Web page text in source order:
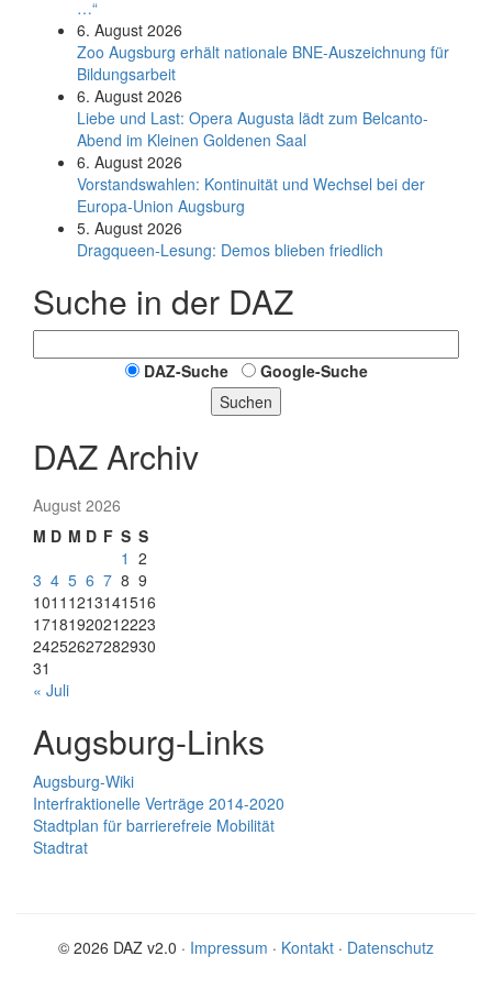
…“
6. August 2026
Zoo Augsburg erhält nationale BNE-Auszeichnung für
Bildungsarbeit
6. August 2026
Liebe und Last: Opera Augusta lädt zum Belcanto-
Abend im Kleinen Goldenen Saal
6. August 2026
Vorstandswahlen: Kontinuität und Wechsel bei der
Europa-Union Augsburg
5. August 2026
Dragqueen-Lesung: Demos blieben friedlich
Suche in der DAZ
DAZ-Suche
Google-Suche
Suchen
DAZ Archiv
August 2026
M D M D F S S
1 2
3 4 5 6 7 8 9
1011 1213141516
17181920212223
24252627282930
31
« Juli
Augsburg-Links
Augsburg-Wiki
Interfraktionelle Verträge 2014-2020
Stadtplan für barrierefreie Mobilität
Stadtrat
© 2026 DAZ v2.0 · Impressum · Kontakt · Datenschutz